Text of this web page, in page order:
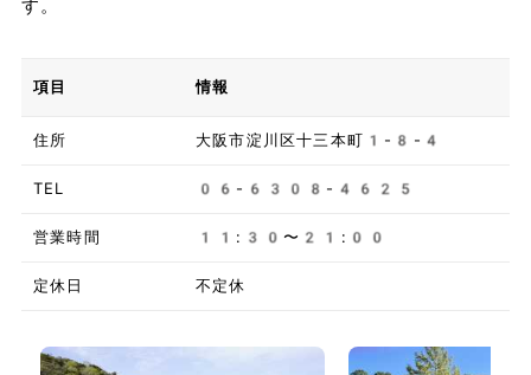
す。
項目 情報
住所 大阪市淀川区十三本町1-8-4
TEL 06-6308-4625
営業時間 11:30〜21:00
定休日 不定休